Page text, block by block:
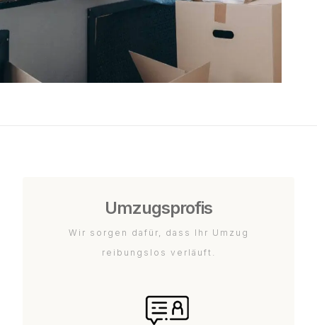
Umzugsprofis
Wir sorgen dafür, dass Ihr Umzug
reibungslos verläuft.